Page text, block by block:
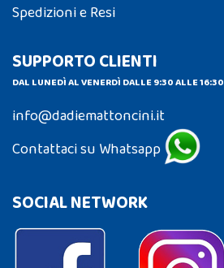
Spedizioni e Resi
SUPPORTO CLIENTI
DAL LUNEDÌ AL VENERDÌ DALLE 9:30 ALLE 16:30
info@dadiemattoncini.it
Contattaci su Whatsapp
SOCIAL NETWORK